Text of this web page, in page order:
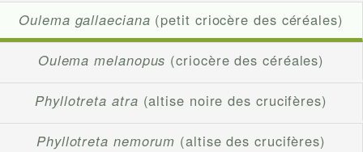
Oulema gallaeciana (petit criocère des céréales)
Oulema melanopus (criocère des céréales)
Phyllotreta atra (altise noire des crucifères)
Phyllotreta nemorum (altise des crucifères)